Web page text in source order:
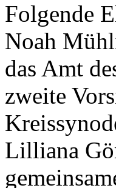
Folgende
Noah
das Amt
zweite
Lilliana